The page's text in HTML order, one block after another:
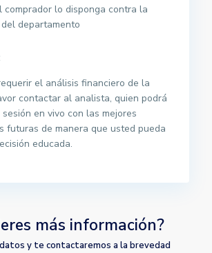
comprador lo disponga contra la
departamento
el análisis financiero de la
contactar al analista, quien podrá
en vivo con las mejores
futuras de manera que usted pueda
educada.
más información?
y te contactaremos a la brevedad